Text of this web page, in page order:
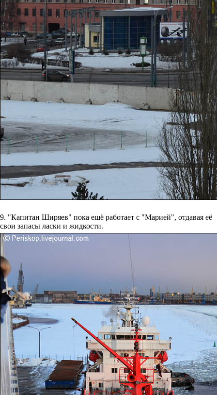
9. "Капитан Ширяев" пока ещё работает с "Марией", отдавая её
свои запасы ласки и жидкости.